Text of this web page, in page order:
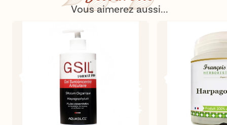
Vous aimerez aussi...